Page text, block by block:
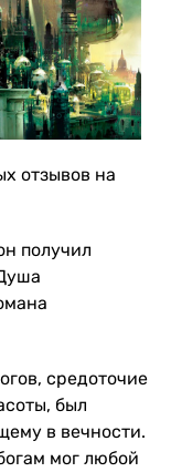
отзывов на
получил
средоточие
был
в вечности.
мог любой